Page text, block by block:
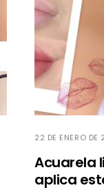
22 DE ENERO DE
Acuarela
aplica